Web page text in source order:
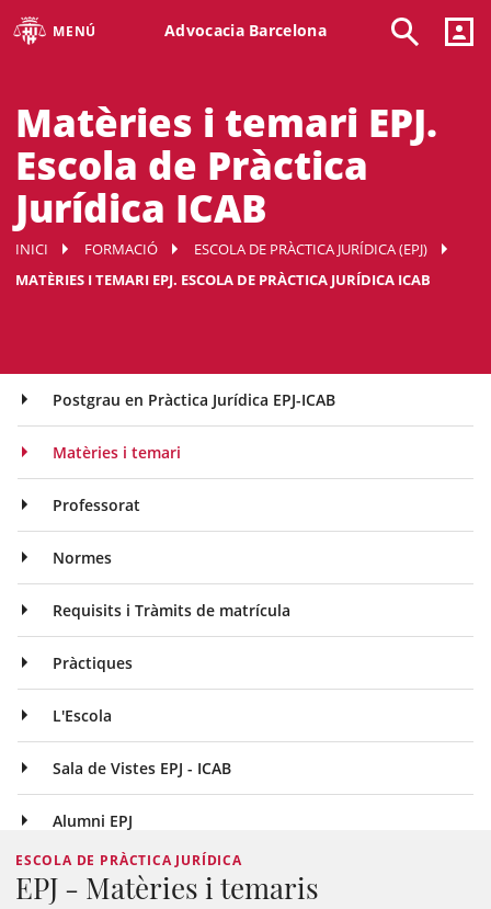
MENÚ Advocacia Barcelona
Matèries i temari EPJ.
Escola de Pràctica
Jurídica ICAB
INICI FORMACIÓ
ESCOLA DE PRÀCTICA JURÍDICA (EPJ)
MATÈRIES I TEMARI EPJ. ESCOLA DE PRÀCTICA JURÍDICA ICAB
Postgrau en Pràctica Jurídica EPJ-ICAB
Matèries i temari
Professorat
Normes
Requisits i Tràmits de matrícula
Pràctiques
L'Escola
Sala de Vistes EPJ - ICAB
Alumni EPJ
ESCOLA DE PRÀCTICA JURÍDICA
EPJ - Matèries i temaris